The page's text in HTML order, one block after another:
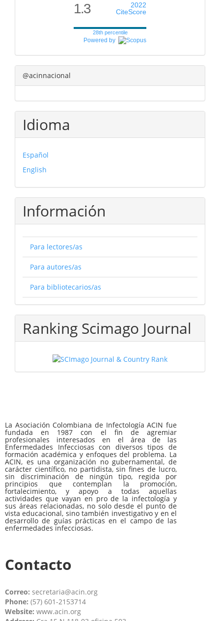
1.3
2022
CiteScore
28th percentile
Powered by
@acinnacional
Idioma
Español
English
Información
Para lectores/as
Para autores/as
Para bibliotecarios/as
Ranking Scimago Journal
La Asociación Colombiana de Infectología ACIN fue
fundada en 1987 con el fin de agremiar
profesionales interesados en el área de las
Enfermedades Infecciosas con diversos tipos de
formación académica y enfoques del problema. La
ACIN, es una organización no gubernamental, de
carácter científico, no partidista, sin fines de lucro,
sin discriminación de ningún tipo, regida por
principios que contemplan la promoción,
fortalecimiento, y apoyo a todas aquellas
actividades que vayan en pro de la infectología y
sus áreas relacionadas, no solo desde el punto de
vista educacional, sino también investigativo y en el
desarrollo de guías prácticas en el campo de las
enfermedades infecciosas.
Contacto
Correo: secretaria@acin.org
Phone: (57) 601-2153714
Website: www.acin.org